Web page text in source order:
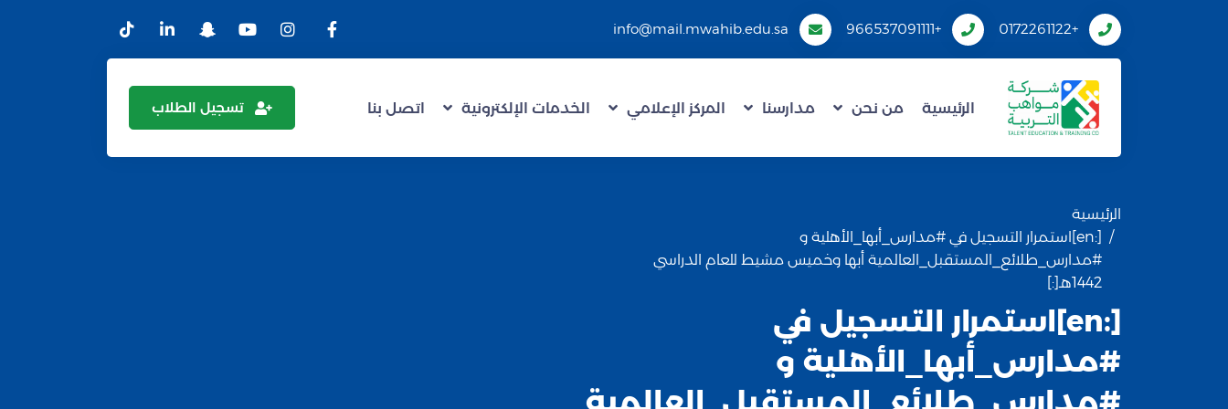
+0172261122
+966537091111
info@mail.mwahib.edu.sa
الرئيسية من نحن مدارسنا المركز الإعلامي الخدمات الإلكترونية اتصل بنا تسجيل الطلاب
الرئيسية
[:en]استمرار التسجيل في #مدارس_أبها_الأهلية و
#مدارس_طلائع_المستقبل_العالمية أبها وخميس مشيط للعام الدراسي
1442هـ[:]
[:en]استمرار التسجيل في
#مدارس_أبها_الأهلية و
#مدارس_طلائع_المستقبل_العالمية